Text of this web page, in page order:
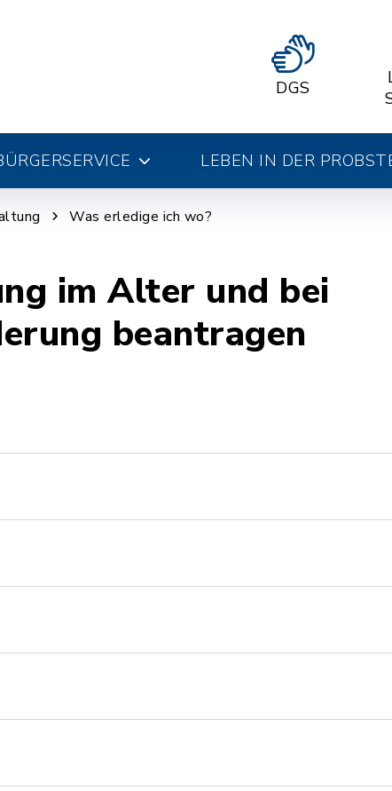
DGS
LEBEN IN DER
Was erledige ich wo?
im Alter und bei
beantragen